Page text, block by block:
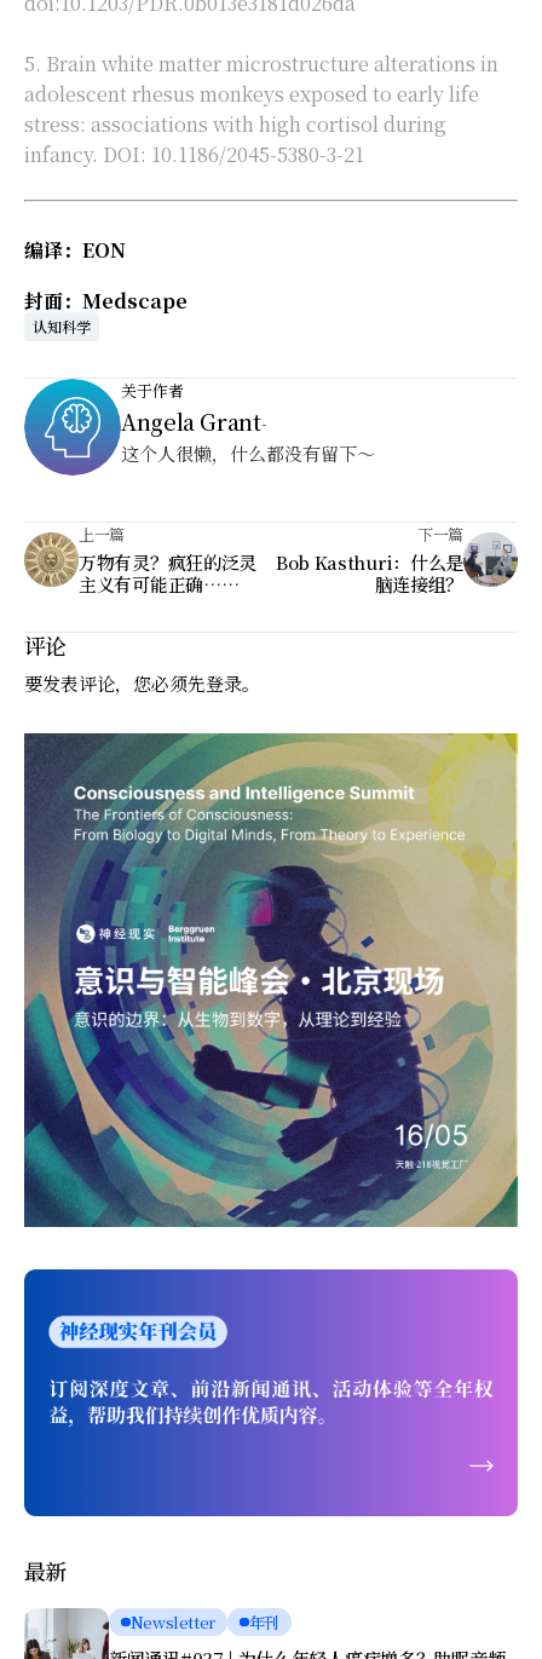
5. Brain white matter microstructure alterations in
adolescent rhesus monkeys exposed to early life
stress: associations with high cortisol during
infancy. DOI: 10.1186/2045-5380-3-21
编译：EON
封面：Medscape
认知科学
关于作者
Angela Grant-
这个人很懒，什么都没有留下～
上一篇
万物有灵？疯狂的泛灵
主义有可能正确……
下一篇
Bob Kasthuri：什么是
脑连接组？
评论
要发表评论，您必须先登录。
最新
Newsletter 年刊